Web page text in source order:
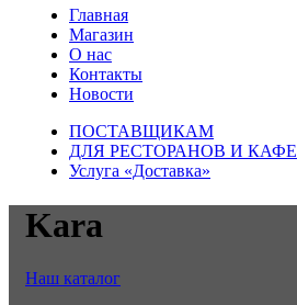
Главная
Магазин
О нас
Контакты
Новости
ПОСТАВЩИКАМ
ДЛЯ РЕСТОРАНОВ И КАФЕ
Услуга «Доставка»
Kara
Наш каталог